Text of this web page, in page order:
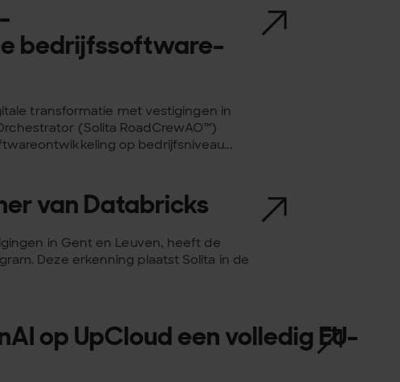
bedrijfs­­software-
transformatie met vestigingen in
(Solita RoadCrewAO™)
op bedrijfsniveau...
van Databricks
in Gent en Leuven, heeft de
Deze erkenning plaatst Solita in de
op UpCloud een volledig EU-